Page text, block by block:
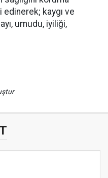
kaygı ve
umudu, iyiliği,